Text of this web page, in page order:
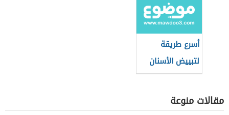
أسرع طريقة
لتبييض الأسنان
بالملح
مقالات منوعة